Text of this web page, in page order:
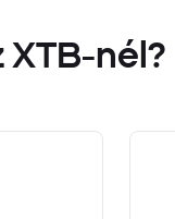
XTB-nél?